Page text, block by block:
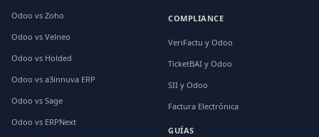
Odoo vs Zoho
Odoo vs Velneo
Odoo vs Holded
Odoo vs a3innuva ERP
Odoo vs Sage
Odoo vs ERPNext
COMPLIANCE
VeriFactu y Odoo
TicketBAI y Odoo
SII y Odoo
Factura Electrónica
GUÍAS